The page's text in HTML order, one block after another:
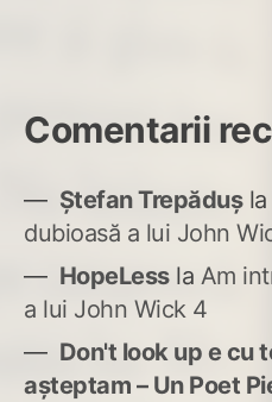
Comentarii
Ștefan Trepădușla
dubioasă a lui John
HopeLessla Am
a lui John Wick 4
Don't look up e cu
așteptam – Un Poet